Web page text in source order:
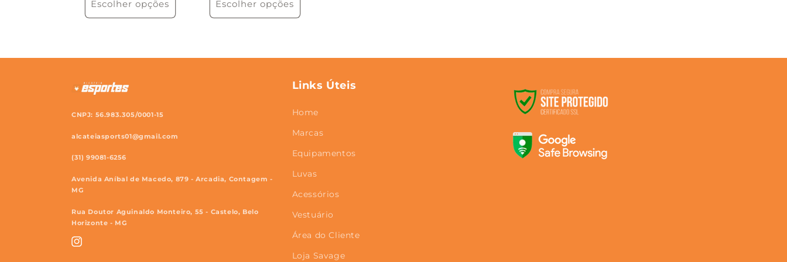
Escolher opções Escolher opções
CNPJ: 56.983.305/0001-15
alcateiasports01@gmail.com
(31) 99081-6256
Avenida Aníbal de Macedo, 879 - Arcadia, Contagem -
MG
Rua Doutor Aguinaldo Monteiro, 55 - Castelo, Belo
Horizonte - MG
Instagram
Links Úteis
Home
Marcas
Equipamentos
Luvas
Acessórios
Vestuário
Área do Cliente
Loja Savage